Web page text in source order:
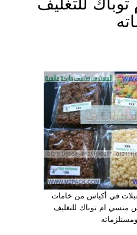
للتغليف
في أكياس من خامات
منسي ام توباك للتغليف